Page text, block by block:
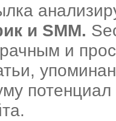
и SMM.
и